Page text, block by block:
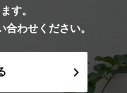
す。
わせください。